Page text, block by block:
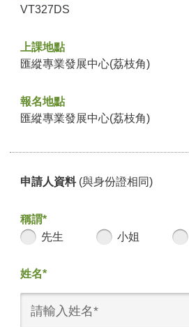
VT327DS
上課地點
匯縱專業發展中心(荔枝角)
報名地點
匯縱專業發展中心(荔枝角)
申請人資料 (與身份證相同)
稱謂*
先生
小姐
姓名*